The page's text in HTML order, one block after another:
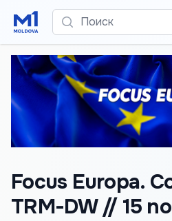
Поиск
Focus Europa.
TRM-DW // 15